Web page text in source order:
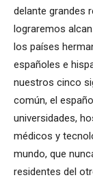
delante grandes
lograremos
los países
españoles e
nuestros cinco
común, el
universidades,
médicos y
mundo, que
residentes del